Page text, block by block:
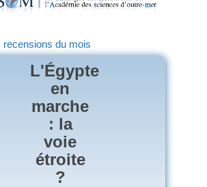
recensions du mois
L'Égypte
en
marche
: la
voie
étroite
?